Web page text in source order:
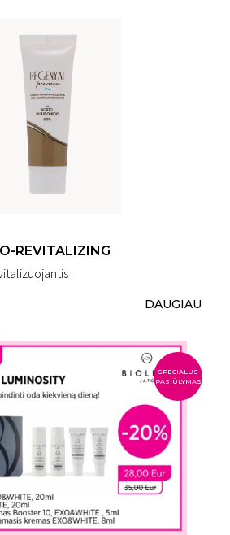
REVITALIZING
DAUGIAU
SPECIALUS
PASIŪLYMAS